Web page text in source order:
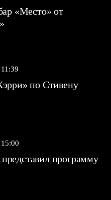
«Место» от
по Стивену
программу